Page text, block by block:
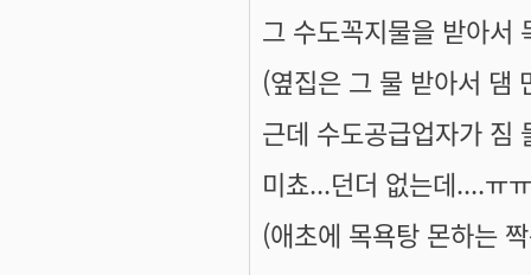
그 수도꼭지물을 받아서
(옆집은 그 물 받아서 댐
근데 수도공급업자가 짐
미쵸...던더 없는데....ㅠㅠ
(애초에 목욕탕 몬하는